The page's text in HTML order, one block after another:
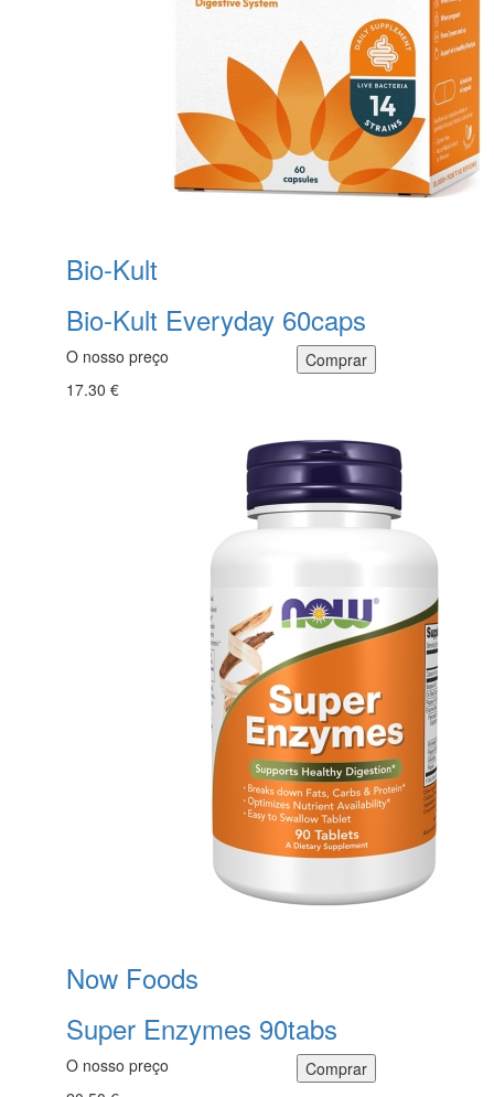
Bio-Kult
Bio-Kult Everyday 60caps
O nosso preço
17.30 €
Now Foods
Super Enzymes 90tabs
O nosso preço